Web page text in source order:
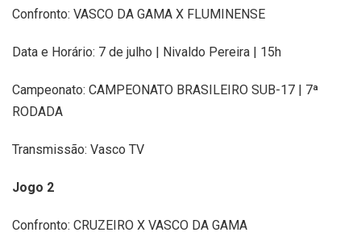
Confronto: VASCO DA GAMA X FLUMINENSE
Data e Horário: 7 de julho | Nivaldo Pereira | 15h
Campeonato: CAMPEONATO BRASILEIRO SUB-17 | 7ª
RODADA
Transmissão: Vasco TV
Jogo 2
Confronto: CRUZEIRO X VASCO DA GAMA